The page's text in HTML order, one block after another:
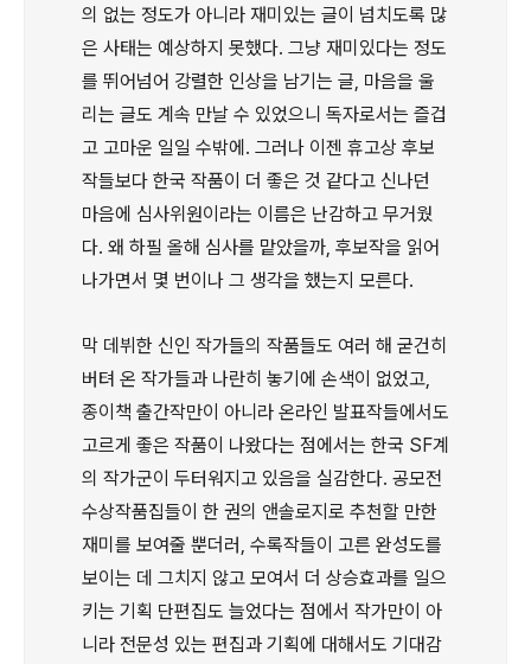
의 없는 정도가 아니라 재미있는 글이 넘치도록 많
은 사태는 예상하지 못했다. 그냥 재미있다는 정도
를 뛰어넘어 강렬한 인상을 남기는 글, 마음을 울
리는 글도 계속 만날 수 있었으니 독자로서는 즐겁
고 고마운 일일 수밖에. 그러나 이젠 휴고상 후보
작들보다 한국 작품이 더 좋은 것 같다고 신나던
마음에 심사위원이라는 이름은 난감하고 무거웠
다. 왜 하필 올해 심사를 맡았을까, 후보작을 읽어
나가면서 몇 번이나 그 생각을 했는지 모른다.
막 데뷔한 신인 작가들의 작품들도 여러 해 굳건히
버텨 온 작가들과 나란히 놓기에 손색이 없었고,
종이책 출간작만이 아니라 온라인 발표작들에서도
고르게 좋은 작품이 나왔다는 점에서는 한국 SF계
의 작가군이 두터워지고 있음을 실감한다. 공모전
수상작품집들이 한 권의 앤솔로지로 추천할 만한
재미를 보여줄 뿐더러, 수록작들이 고른 완성도를
보이는 데 그치지 않고 모여서 더 상승효과를 일으
키는 기획 단편집도 늘었다는 점에서 작가만이 아
니라 전문성 있는 편집과 기획에 대해서도 기대감